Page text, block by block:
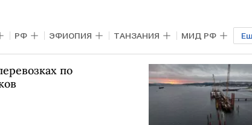
РФ ЭФИОПИЯ ТАНЗАНИЯ МИД РФ
по